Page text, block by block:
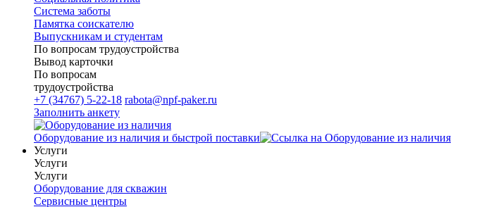
Система заботы
Памятка соискателю
Выпускникам и студентам
По вопросам трудоустройства
Вывод карточки
По вопросам
трудоустройства
+7 (34767) 5-22-18 rabota@npf-paker.ru
Заполнить анкету
Оборудование из наличия и быстрой поставки
Услуги
Услуги
Услуги
Оборудование для скважин
Сервисные центры